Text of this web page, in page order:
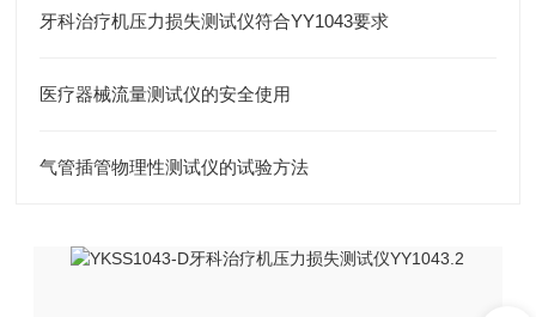
牙科治疗机压力损失测试仪符合YY1043要求
医疗器械流量测试仪的安全使用
气管插管物理性测试仪的试验方法